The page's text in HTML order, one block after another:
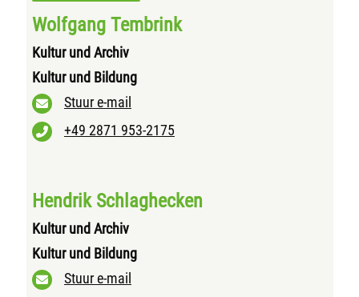
Wolfgang Tembrink
Kultur und Archiv
Kultur und Bildung
Stuur e-mail
+49 2871 953-2175
Hendrik Schlaghecken
Kultur und Archiv
Kultur und Bildung
Stuur e-mail